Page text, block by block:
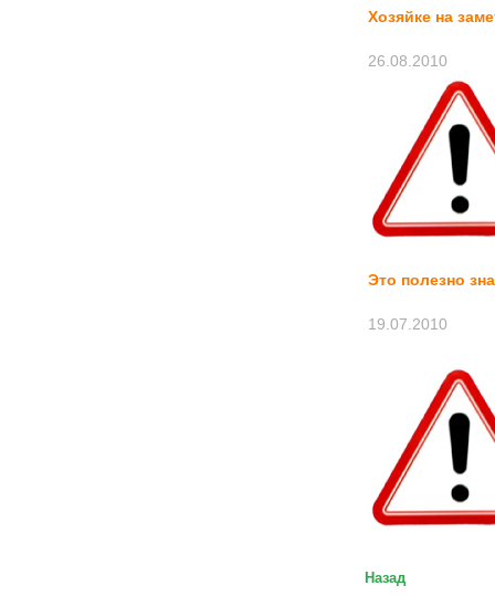
Хозяйке на
26.08.2010
Это полезно
19.07.2010
Назад